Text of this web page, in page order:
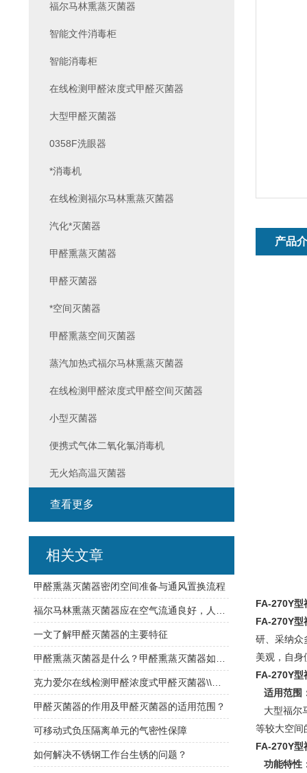
产品
FA-270Y型
FA-270Y型
研、采纳众
美观，自身
FA-270Y型
适用范围
大型福尔
等较大空间
FA-270Y型
功能特性
福尔马林熏蒸灭菌器
智能文件消毒柜
智能消毒柜
在线检测甲醛浓度式甲醛灭菌器
大型甲醛灭菌器
0358F洗眼器
*消毒机
在线检测福尔马林熏蒸灭菌器
汽化*灭菌器
甲醛熏蒸灭菌器
甲醛灭菌器
*空间灭菌器
甲醛熏蒸空间灭菌器
蒸汽加热式福尔马林熏蒸灭菌器
在线检测甲醛浓度式甲醛空间灭菌器
小型灭菌器
便携式气体二氧化氯消毒机
无火焰高温灭菌器
查看更多
相关文章
甲醛熏蒸灭菌器密闭空间准备与通风置换流程
一文了解甲醛灭菌器的主要特征
甲醛灭菌器的作用及甲醛灭菌器的适用范围？
可移动式负压隔离单元的气密性保障
如何解决不锈钢工作台生锈的问题？